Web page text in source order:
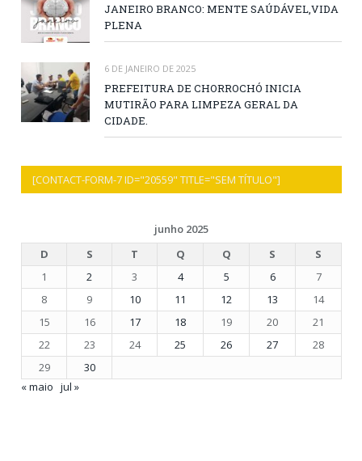
JANEIRO BRANCO: MENTE SAÚDÁVEL,VIDA
PLENA
6 DE JANEIRO DE 2025
PREFEITURA DE CHORROCHÓ INICIA
MUTIRÃO PARA LIMPEZA GERAL DA
CIDADE.
[CONTACT-FORM-7 ID="20559" TITLE="SEM TÍTULO"]
junho 2025
D
S T Q Q S
S
1
2 3 4 5 6
7
8
9 10 11 12 13
14
15
16 17 18 19 20
21
22
23 24 25 26 27
28
29
30
« maio jul »